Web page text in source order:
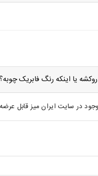
یا اینکه رنگ فابریک
در سایت ایران میز قابل